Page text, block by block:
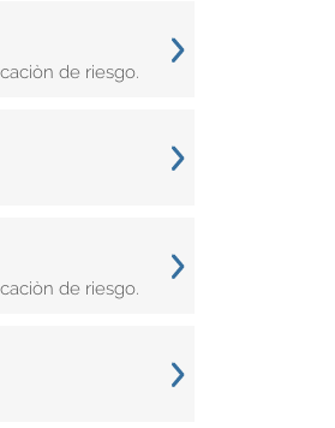
de riesgo.
de riesgo.